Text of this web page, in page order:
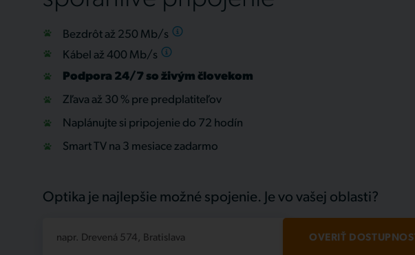
Bezdrôt až 250 Mb/s
Kábel až 400 Mb/s
Podpora 24/7 so živým človekom
Zľava až 30 % pre predplatiteľov
Naplánujte si pripojenie do 72 hodín
Smart TV na 3 mesiace zadarmo
Optika je najlepšie možné spojenie. Je vo vašej oblasti?
napr. Drevená 574, Bratislava OVERIŤ